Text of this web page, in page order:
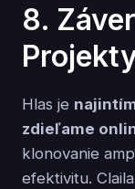
8.
Hlas je
zdieľame
klonovanie
efektivitu.